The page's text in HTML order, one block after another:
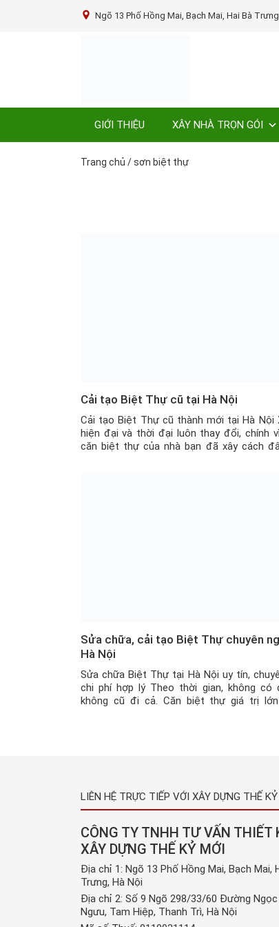
Ngõ 13 Phố Hồng Mai, Bạch Mai, Hai Bà
GIỚI THIỆU XÂY NHÀ TRỌN GÓI
Trang chủ /sơn biệt thự
Cải tạo Biệt Thự cũ tại Hà Nội
Cải tạo Biệt Thự cũ thành mới tại Hà Nội
hiện đại và thời đại luôn thay đổi, chính
căn biệt thự của nhà bạn đã xây cách
Sửa chữa, cải tạo Biệt Thự chuyên
Hà Nội
Sửa chữa Biệt Thự tại Hà Nội uy tín,
chi phí hợp lý Theo thời gian, không có
không cũ đi cả. Căn biệt thự giá trị lớn
LIÊN HỆ TRỰC TIẾP VỚI XÂY DỰNG THẾ
CÔNG TY TNHH TƯ VẤN THIẾT
XÂY DỰNG THẾ KỶ MỚI
Địa chỉ 1: Ngõ 13 Phố Hồng Mai, Bạch Mai,
Trưng, Hà Nội
Địa chỉ 2: Số 9 Ngõ 298/33/60 Đường Ngọc
Ngưu, Tam Hiệp, Thanh Trì, Hà Nội